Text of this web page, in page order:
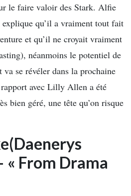
le faire valoir des Stark. Alfie
qu’il a vraiment tout fait
et qu’il ne croyait vraiment
néanmoins le potentiel de
se révéler dans la prochaine
avec Lilly Allen a été
bien géré, une tête qu’on risque
« From Drama